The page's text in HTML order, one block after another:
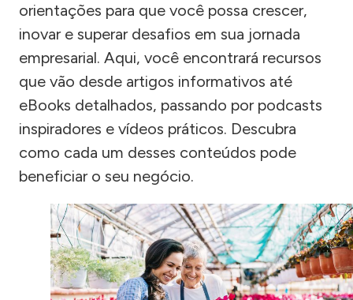
orientações para que você possa crescer,
inovar e superar desafios em sua jornada
empresarial. Aqui, você encontrará recursos
que vão desde artigos informativos até
eBooks detalhados, passando por podcasts
inspiradores e vídeos práticos. Descubra
como cada um desses conteúdos pode
beneficiar o seu negócio.